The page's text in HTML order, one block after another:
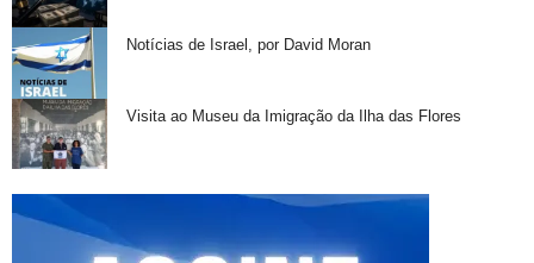
Notícias de Israel, por David Moran
Visita ao Museu da Imigração da Ilha das Flores